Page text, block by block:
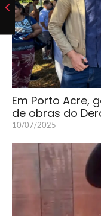
Em Porto Acre,
de obras do
10/07/2025